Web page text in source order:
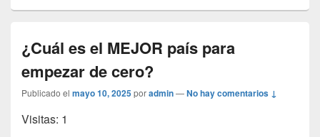
¿Cuál es el MEJOR país para
empezar de cero?
Publicado el mayo 10, 2025poradmin—No hay comentarios ↓
Visitas: 1